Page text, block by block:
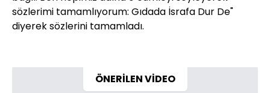
sözlerimi tamamlıyorum: Gıdada İsrafa Dur De"
diyerek sözlerini tamamladı.
ÖNERİLEN VİDEO